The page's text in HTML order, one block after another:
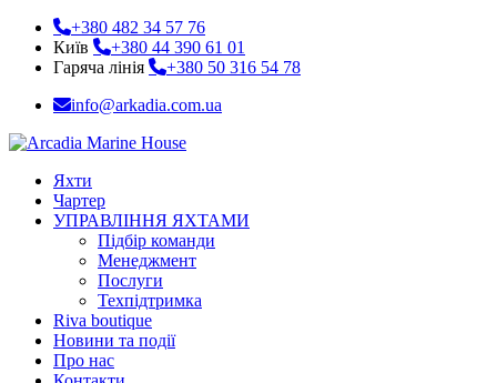
+380 482 34 57 76
Київ
+380 44 390 61 01
Гаряча лінія
+380 50 316 54 78
info@arkadia.com.ua
Яхти
Чартер
УПРАВЛІННЯ ЯХТАМИ
Підбір команди
Менеджмент
Послуги
Техпідтримка
Riva boutique
Новини та події
Про нас